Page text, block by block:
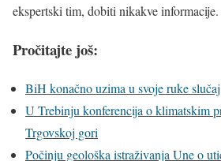
ekspertski tim, dobiti nikakve informacije.
Pročitajte još:
BiH konačno uzima u svoje ruke
U Trebinju konferencija o klimatskim
Trgovskoj gori
Počinju geološka istraživanja Une o